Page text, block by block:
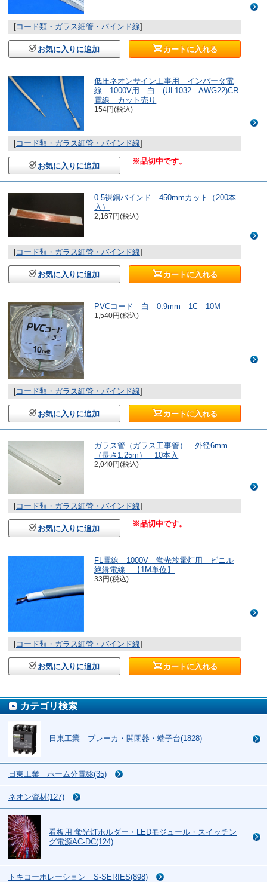
[コード類・ガラス細管・バインド線]
お気に入りに追加 カートに入れる
低圧ネオンサイン工事用 インバータ電
線 1000V用 白 (UL1032 AWG22)CR
電線 カット売り
154円(税込)
[コード類・ガラス細管・バインド線]
お気に入りに追加
※品切中です。
0.5裸銅バインド 450mmカット（200本
入）
2,167円(税込)
[コード類・ガラス細管・バインド線]
お気に入りに追加 カートに入れる
PVCコード 白 0.9mm 1C 10M
1,540円(税込)
[コード類・ガラス細管・バインド線]
お気に入りに追加 カートに入れる
ガラス管（ガラス工事管） 外径6mm
（長さ1.25m） 10本入
2,040円(税込)
[コード類・ガラス細管・バインド線]
お気に入りに追加
※品切中です。
FL電線 1000V 蛍光放電灯用 ビニル
絶縁電線 【1M単位】
33円(税込)
[コード類・ガラス細管・バインド線]
お気に入りに追加 カートに入れる
カテゴリ検索
日東工業 ブレーカ・開閉器・端子台(1828)
日東工業 ホーム分電盤(35)
ネオン資材(127)
看板用 蛍光灯ホルダー・LEDモジュール・スイッチン
グ電源AC-DC(124)
トキコーポレーション S-SERIES(898)